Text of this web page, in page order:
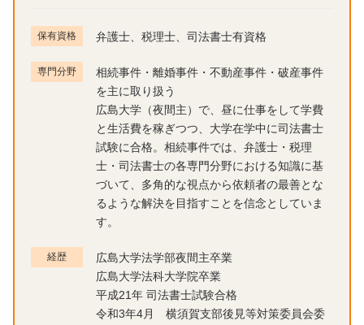
保有資格 弁護士、税理士、司法書士有資格
専門分野
相続事件・離婚事件・不動産事件・破産事件
を主に取り扱う
広島大学（夜間主）で、昼に仕事をして学費
と生活費を稼ぎつつ、大学在学中に司法書士
試験に合格。相続事件では、弁護士・税理
士・司法書士の各専門分野における知識に基
づいて、多角的な視点から依頼者の最善とな
るような解決を目指すことを信念としていま
す。
経歴
広島大学法学部夜間主卒業
広島大学法科大学院卒業
平成21年 司法書士試験合格
令和3年4月 横須賀支部後見等対策委員会委